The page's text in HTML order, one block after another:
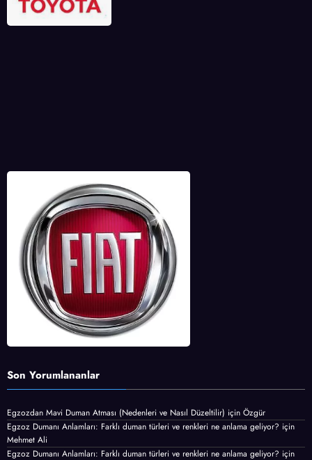
Son Yorumlananlar
Egzozdan Mavi Duman Atması (Nedenleri ve Nasıl Düzeltilir) için Özgür
Egzoz Dumanı Anlamları: Farklı duman türleri ve renkleri ne anlama geliyor? için
Mehmet Ali
Egzoz Dumanı Anlamları: Farklı duman türleri ve renkleri ne anlama geliyor? için